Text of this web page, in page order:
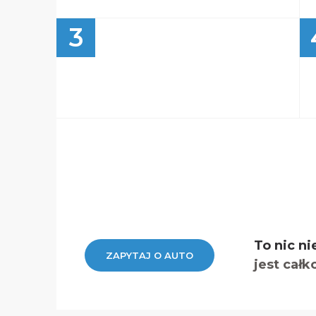
3
ZAPYTAJ O AUTO
To nic
jest